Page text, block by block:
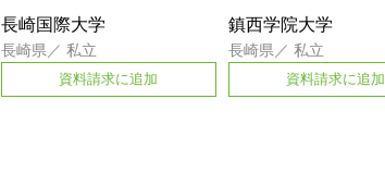
長崎国際大学
長崎県 ／私立
資料請求に追加
鎮西学院大学
長崎県 ／ 私立
資料請求に追加